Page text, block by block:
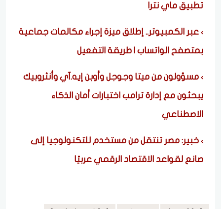
تطبيق ماي نترا
عبر الكمبيوتر.. إطلاق ميزة إجراء مكالمات جماعية
بمتصفح الواتساب | طريقة التفعيل
مسؤولون من ميتا وجوجل وأوبن إيه.آي وأنثروبيك
يبحثون مع إدارة ترامب اختبارات أمان الذكاء
الاصطناعي
خبير: مصر تنتقل من مستخدم للتكنولوجيا إلى
صانع لقواعد الاقتصاد الرقمي عربيًا